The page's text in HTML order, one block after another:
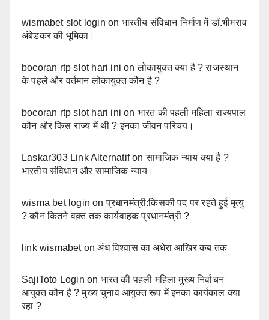
wismabet slot login on भारतीय संविधान निर्माण में डॉ.भीमराव
अंबेडकर की भूमिका।
bocoran rtp slot hari ini onलोकायुक्त क्या है ? राजस्थान
के पहले और वर्तमान लोकायुक्त कौन है ?
bocoran rtp slot hari ini on भारत की पहली महिला राज्यपाल
कौन और किस राज्य में थी ? इनका जीवन परिचय।
Laskar303 Link Alternatifonसामाजिक न्याय क्या है ?
भारतीय संविधान और सामाजिक न्याय।
wisma bet login onप्रधानमंत्री:किसकी पद पर रहते हुई मृत्यु
? कौन कितने वक़्त तक कार्यवाहक प्रधानमंत्री ?
link wismabetonअंध विश्वास का अधेरा आखिर कब तक
SajiToto Login on भारत की पहली महिला मुख्य निर्वाचन
आयुक्त कौन है ? मुख्य चुनाव आयुक्त रूप में इनका कार्यकाल क्या
रहा ?